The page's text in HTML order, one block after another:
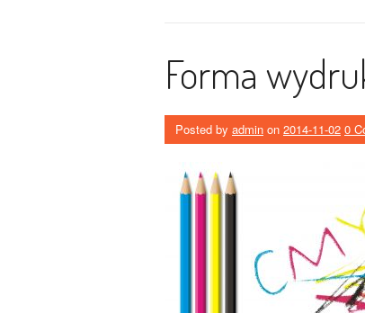
Forma
Posted by admin on 2014-11-02 0